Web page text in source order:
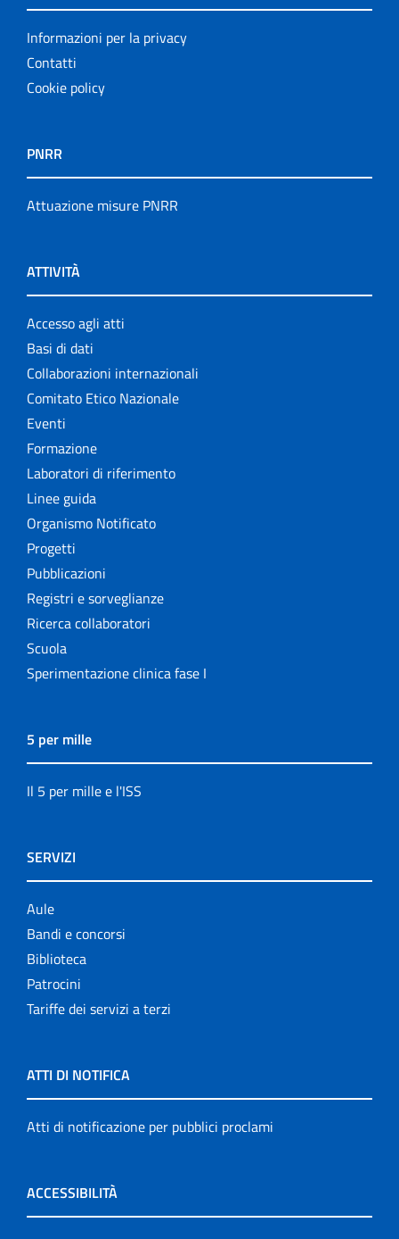
Informazioni per la privacy
Contatti
Cookie policy
PNRR
Attuazione misure PNRR
ATTIVITÀ
Accesso agli atti
Basi di dati
Collaborazioni internazionali
Comitato Etico Nazionale
Eventi
Formazione
Laboratori di riferimento
Linee guida
Organismo Notificato
Progetti
Pubblicazioni
Registri e sorveglianze
Ricerca collaboratori
Scuola
Sperimentazione clinica fase I
5 per mille
Il 5 per mille e l'ISS
SERVIZI
Aule
Bandi e concorsi
Biblioteca
Patrocini
Tariffe dei servizi a terzi
ATTI DI NOTIFICA
Atti di notificazione per pubblici proclami
ACCESSIBILITÀ